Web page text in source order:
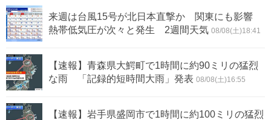
来週は台風15号が北日本直撃か 関東にも影響
熱帯低気圧が次々と発生 2週間天気 08/08(土)18:41
【速報】青森県大鰐町で1時間に約90ミリの猛烈
な雨 「記録的短時間大雨」発表 08/08(土)16:55
【速報】岩手県盛岡市で1時間に約100ミリの猛烈